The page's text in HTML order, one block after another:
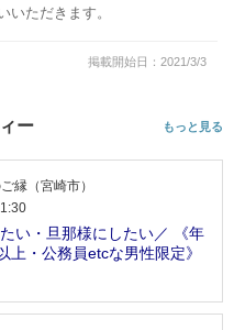
いただきます。
掲載開始日：2021/3/3
ー もっと見る
縁（宮崎市）
い・旦那様にしたい／ 《年
上・公務員etcな男性限定》